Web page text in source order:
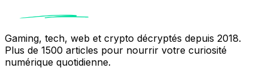
Gaming, tech, web et crypto décryptés depuis 2018.
Plus de 1500 articles pour nourrir votre curiosité
numérique quotidienne.